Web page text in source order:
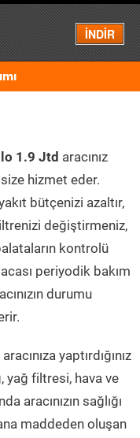
İNDİR
Menü
1.9 Jtd aracınız
hizmet eder.
bütçenizi azaltır,
değiştirmeniz,
kontrolü
periyodik bakım
durumu
yaptırdığınız
yağ filtresi, hava ve
aracınızın sağlığı
maddeden oluşan